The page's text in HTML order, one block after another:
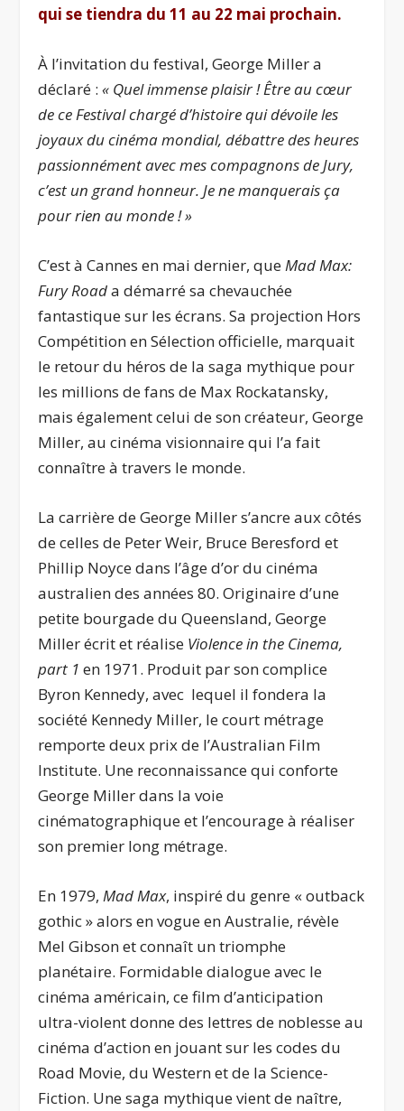
qui se tiendra du 11 au 22 mai prochain.
À l’invitation du festival, George Miller a
déclaré :« Quel immense plaisir ! Être au cœur
de ce Festival chargé d’histoire qui dévoile les
joyaux du cinéma mondial, débattre des heures
passionnément avec mes compagnons de Jury,
c’est un grand honneur. Je ne manquerais ça
pour rien au monde ! »
C’est à Cannes en mai dernier, queMad Max:
Fury Roada démarré sa chevauchée
fantastique sur les écrans. Sa projection Hors
Compétition en Sélection officielle, marquait
le retour du héros de la saga mythique pour
les millions de fans de Max Rockatansky,
mais également celui de son créateur, George
Miller, au cinéma visionnaire qui l’a fait
connaître à travers le monde.
La carrière de George Miller s’ancre aux côtés
de celles de Peter Weir, Bruce Beresford et
Phillip Noyce dans l’âge d’or du cinéma
australien des années 80. Originaire d’une
petite bourgade du Queensland, George
Miller écrit et réalise Violence in the Cinema,
part 1 en 1971. Produit par son complice
Byron Kennedy, avec lequel il fondera la
société Kennedy Miller, le court métrage
remporte deux prix de l’Australian Film
Institute. Une reconnaissance qui conforte
George Miller dans la voie
cinématographique et l’encourage à réaliser
son premier long métrage.
En 1979,Mad Max, inspiré du genre « outback
gothic » alors en vogue en Australie, révèle
Mel Gibson et connaît un triomphe
planétaire. Formidable dialogue avec le
cinéma américain, ce film d’anticipation
ultra-violent donne des lettres de noblesse au
cinéma d’action en jouant sur les codes du
Road Movie, du Western et de la Science-
Fiction. Une saga mythique vient de naître,